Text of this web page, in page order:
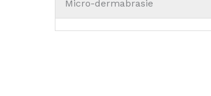
Micro-dermabrasie